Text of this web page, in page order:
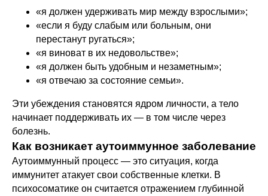
«я должен удерживать мир между взрослыми»;
«если я буду слабым или больным, они
перестанут ругаться»;
«я виноват в их недовольстве»;
«я должен быть удобным и незаметным»;
«я отвечаю за состояние семьи».
Эти убеждения становятся ядром личности, а тело
начинает поддерживать их — в том числе через
болезнь.
Как возникает аутоиммунное заболевание
Аутоиммунный процесс — это ситуация, когда
иммунитет атакует свои собственные клетки. В
психосоматике он считается отражением глубинной